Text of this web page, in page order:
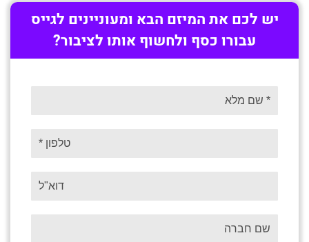
יש לכם את המיזם הבא ומעוניינים לגייס
עבורו כסף ולחשוף אותו לציבור?